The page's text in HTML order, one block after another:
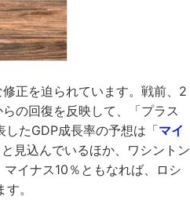
正を迫られています。戦前、2
の回復を反映して、「プラス
たGDP成長率の予想は「マイ
と見込んでいるほか、ワシントン
マイナス10％ともなれば、ロシ
。